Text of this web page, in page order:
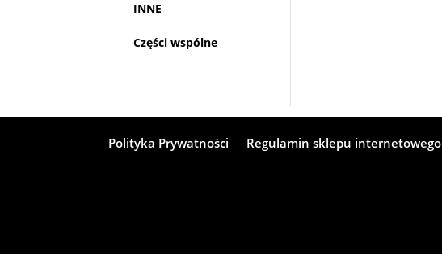
INNE
Części wspólne
Polityka Prywatności Regulamin sklepu internetowego